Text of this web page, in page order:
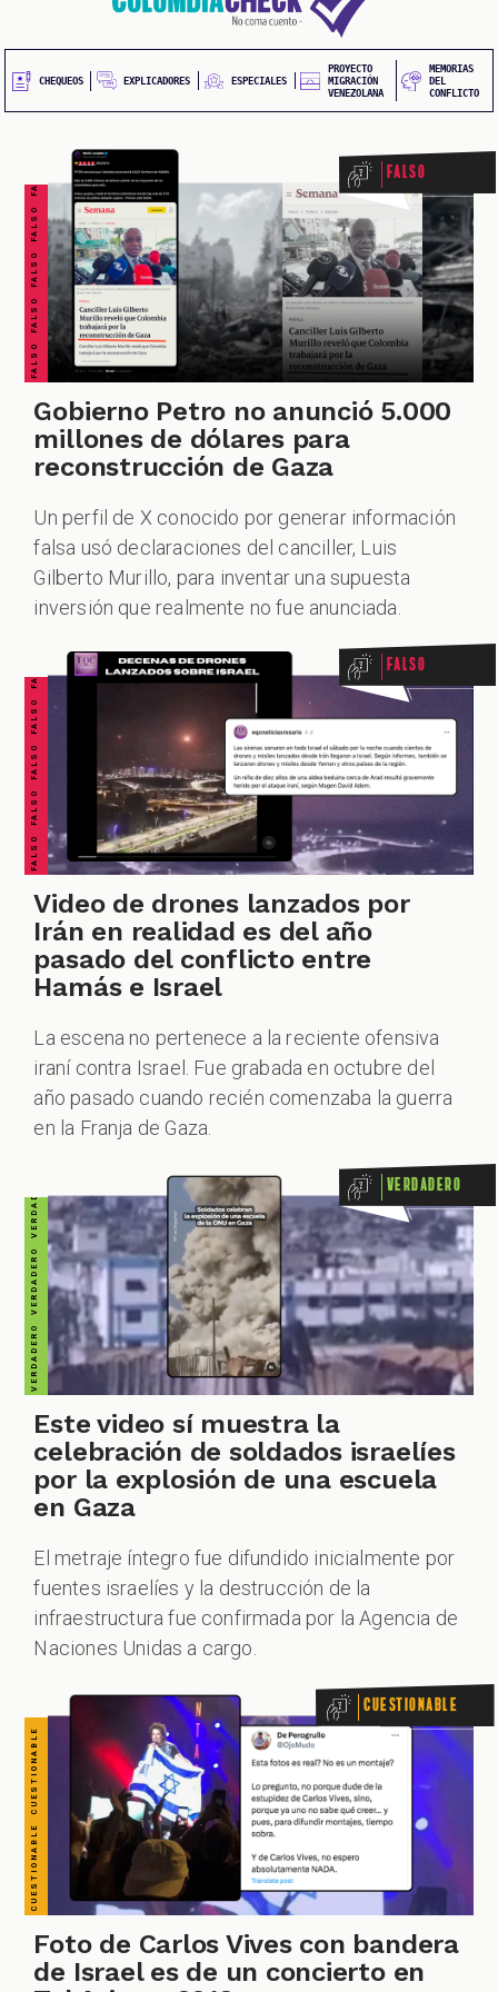
CHEQUEOS EXPLICADORES ESPECIALES
PROYECTO
MIGRACIÓN
VENEZOLANA
MEMORIAS
DEL
CONFLICTO
FALSO FALSO FALSO FALSO FALSO FALSO FALSO Falso
Gobierno Petro no anunció 5.000
millones de dólares para
reconstrucción de Gaza
Un perfil de X conocido por generar información
falsa usó declaraciones del canciller, Luis
Gilberto Murillo, para inventar una supuesta
inversión que realmente no fue anunciada.
FALSO FALSO FALSO FALSO FALSO FALSO FALSO Falso
Video de drones lanzados por
Irán en realidad es del año
pasado del conflicto entre
Hamás e Israel
La escena no pertenece a la reciente ofensiva
iraní contra Israel. Fue grabada en octubre del
año pasado cuando recién comenzaba la guerra
en la Franja de Gaza.
VERDADERO VERDADERO VERDADERO VERDADERO VERDADERO VERDADERO VERDADERO Verdadero
Este video sí muestra la
celebración de soldados israelíes
por la explosión de una escuela
en Gaza
El metraje íntegro fue difundido inicialmente por
fuentes israelíes y la destrucción de la
infraestructura fue confirmada por la Agencia de
Naciones Unidas a cargo.
CUESTIONABLE CUESTIONABLE CUESTIONABLE CUESTIONABLE CUESTIONABLE CUESTIONABLE CUESTIONABLE Cuestionable
Foto de Carlos Vives con bandera
de Israel es de un concierto en